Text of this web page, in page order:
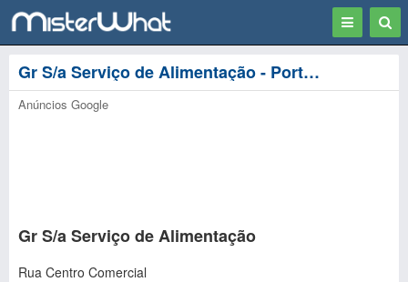
Toggle
Gr S/a Serviço de Alimentação - Porto Trombetas
Anúncios Google
Gr S/a Serviço de Alimentação
Rua Centro Comercial